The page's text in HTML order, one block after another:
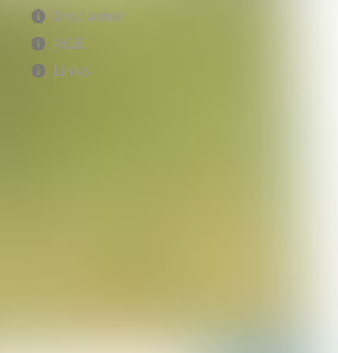
28-06-2023
Projekt AWA Stable
Projekt Bulgarien
Disclaimer
AGB
Links